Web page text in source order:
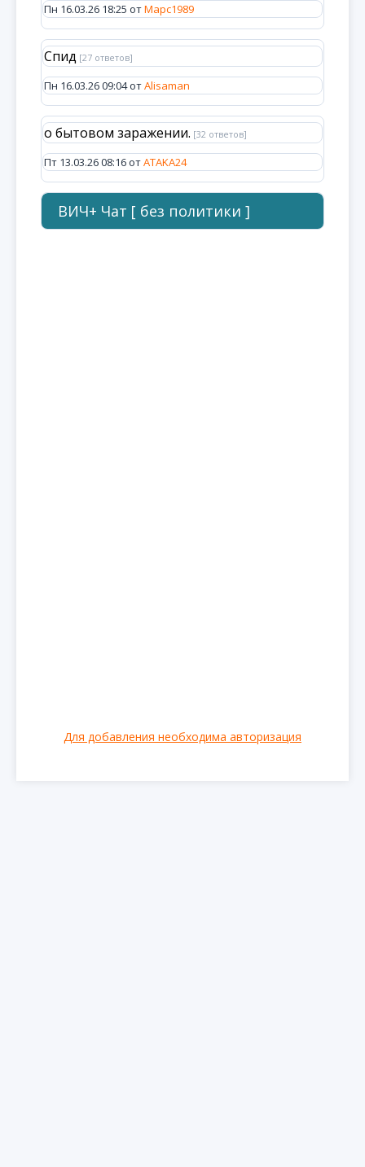
Пн 16.03.26 18:25 отМарс1989
Спид [27 ответов]
Пн 16.03.26 09:04 отAlisaman
о бытовом заражении. [32 ответов]
Пт 13.03.26 08:16 отATAKA24
ВИЧ+ Чат [ без политики ]
Для добавления необходима авторизация